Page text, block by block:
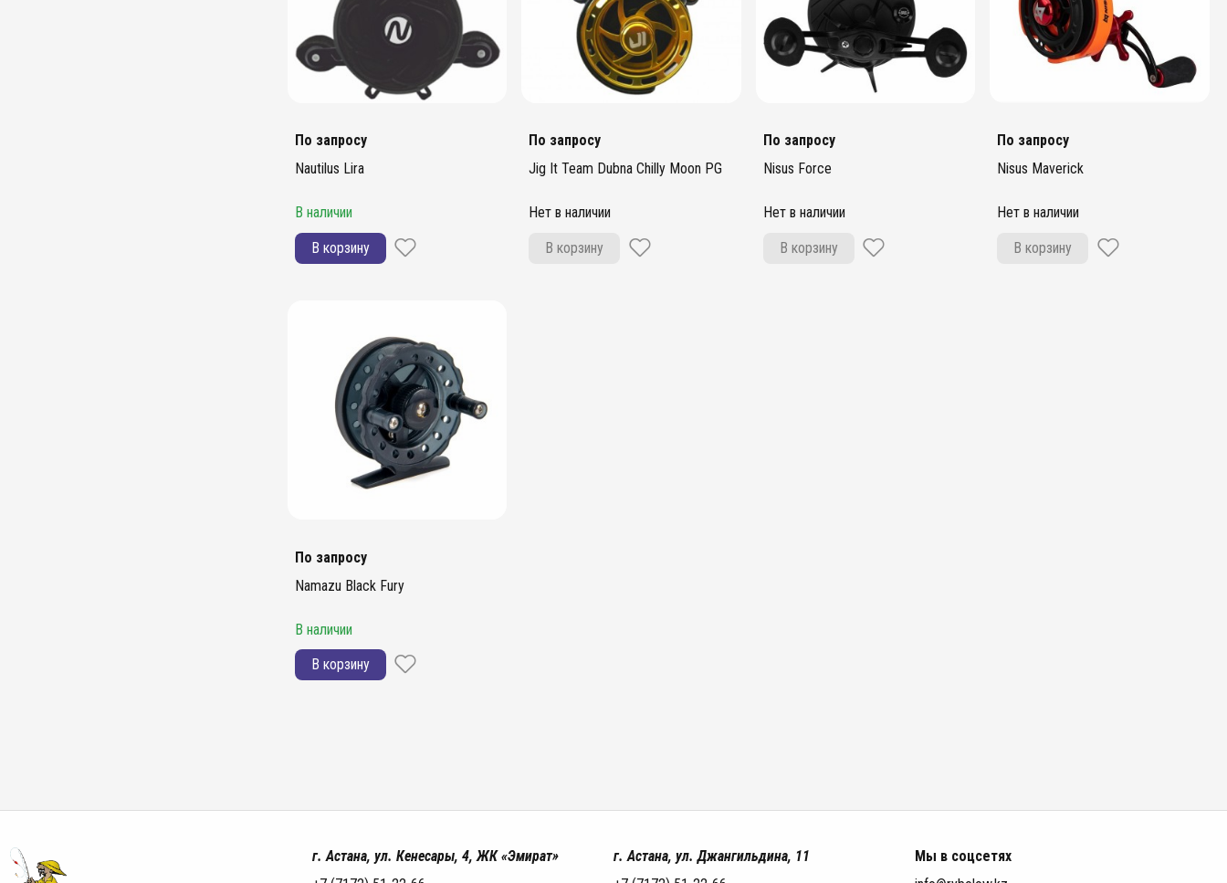
По запросу
Nautilus Lira
В наличии
В корзину
По запросу
Jig It Team Dubna Chilly Moon PG
Нет в наличии
В корзину
По запросу
Nisus Force
Нет в наличии
В корзину
По запросу
Nisus Maverick
Нет в наличии
В корзину
По запросу
Namazu Black Fury
В наличии
В корзину
г. Астана, ул. Кенесары, 4, ЖК «Эмират»
г. Астана, ул. Джангильдина, 11
Мы в соцсетях